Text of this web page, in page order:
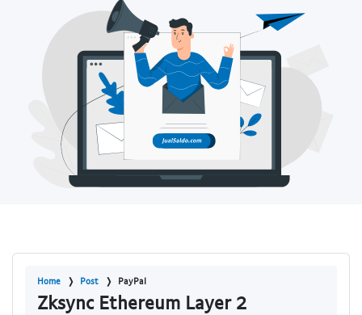
Home Post PayPal
Zksync Ethereum Layer 2